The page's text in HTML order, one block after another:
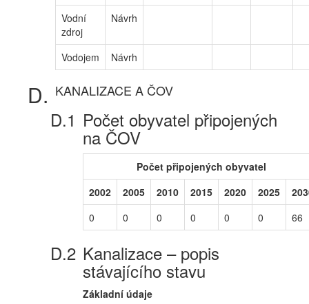
Vodní
zdroj
Návrh
Vodojem Návrh
KANALIZACE A ČOV
Počet obyvatel připojených
na ČOV
Počet připojených obyvatel
2002
2005 2010 2015 2020 2025
0
0 0 0 0 0 66
Kanalizace – popis
stávajícího stavu
Základní údaje